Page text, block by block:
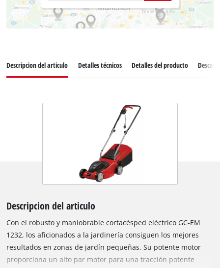
Descripcion del articulo Detalles técnicos Detalles del producto
Descripcion del articulo
Con el robusto y maniobrable cortacésped eléctrico GC-EM
1232, los aficionados a la jardinería consiguen los mejores
resultados en zonas de jardín pequeñas. Su potente motor
proporciona un alto par motor para una tracción potente